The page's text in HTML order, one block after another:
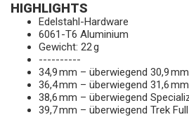
HIGHLIGHTS
Edelstahl-Hardware
6061-T6 Aluminium
Gewicht: 22 g
----------
34,9 mm – überwiegend 30,9
36,4 mm – überwiegend 31,6
38,6 mm – überwiegend
39,7 mm – überwiegend Trek